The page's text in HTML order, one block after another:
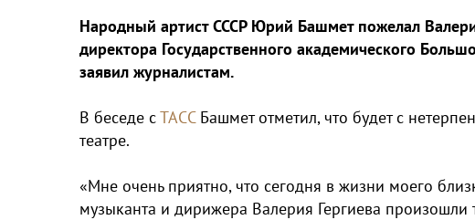
Народный артист СССР Юрий Башмет пожелал
директора Государственного академического
заявил журналистам.
В беседе сТАССБашмет отметил, что будет с
театре.
«Мне очень приятно, что сегодня в жизни моего
музыканта и дирижера Валерия Гергиева произошли